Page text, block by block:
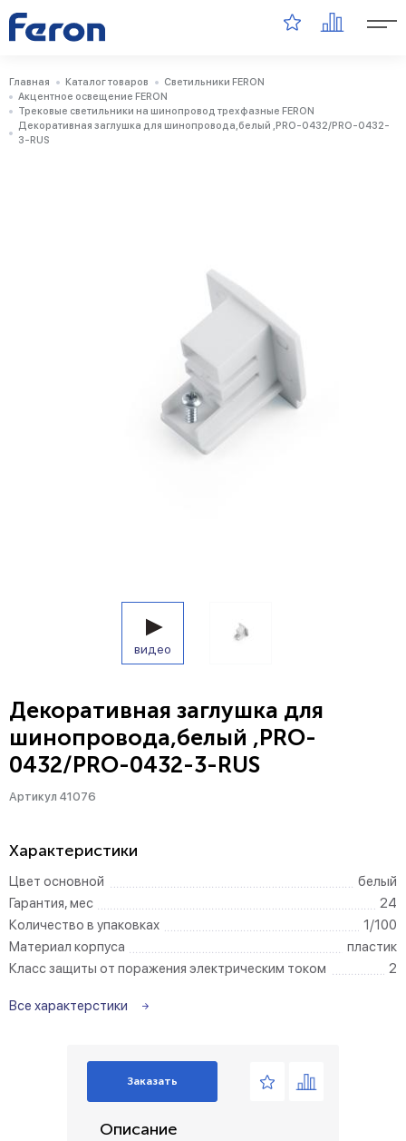
Главная Каталог товаров
Светильники FERON
Акцентное освещение FERON
Трековые светильники на шинопровод трехфазные FERON
Декоративная заглушка для шинопровода,белый ,PRO-0432/PRO-0432-
3-RUS
видео
Декоративная заглушка для
шинопровода,белый ,PRO-
0432/PRO-0432-3-RUS
Артикул 41076
Характеристики
Цвет основной
белый
Гарантия, мес
24
Количество в упаковках
1/100
Материал корпуса
пластик
Класс защиты от поражения электрическим током
2
Все характерстики
Заказать
Описание